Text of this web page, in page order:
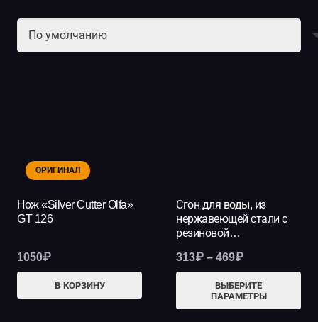
ОРИГИНАЛ
Нож «Silver Cutter Olfa»
GT 126
1050₽
В КОРЗИНУ
Сгон для воды, из
нержавеющей стали с
резиновой…
313₽ – 469₽Диапазон
313₽
ВЫБЕРИТЕ
ПАРАМЕТРЫ